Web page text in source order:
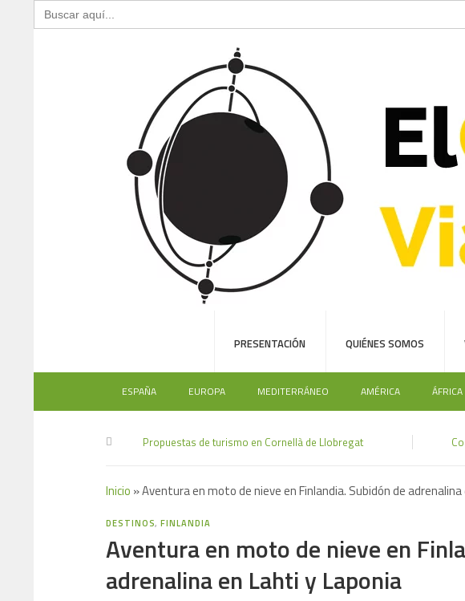
Buscar:
PRESENTACIÓN QUIÉNES SOMOS
ESPAÑA EUROPA MEDITERRÁNEO AMÉRICA ÁFRICA
Propuestas de turismo en Cornellà de Llobregat
Inicio »Aventura en moto de nieve en Finlandia. Subidón de
DESTINOS,FINLANDIA
Aventura en moto de nieve en
adrenalina en Lahti y Laponia